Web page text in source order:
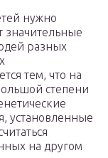
нужно
значительные
разных
тем, что на
степени
установленные
на другом